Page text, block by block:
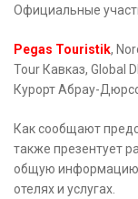
Официальные
Pegas Touristik,
Tour Кавказ, Global
Курорт Абрау-
Как сообщают
также презентует
общую информацию
отелях и услугах.